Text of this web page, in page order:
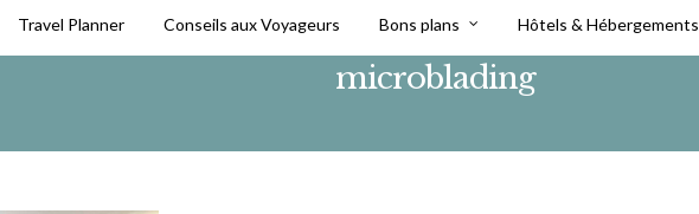
Travel Planner Conseils aux Voyageurs Bons plans Hôtels & Hébergements
microblading